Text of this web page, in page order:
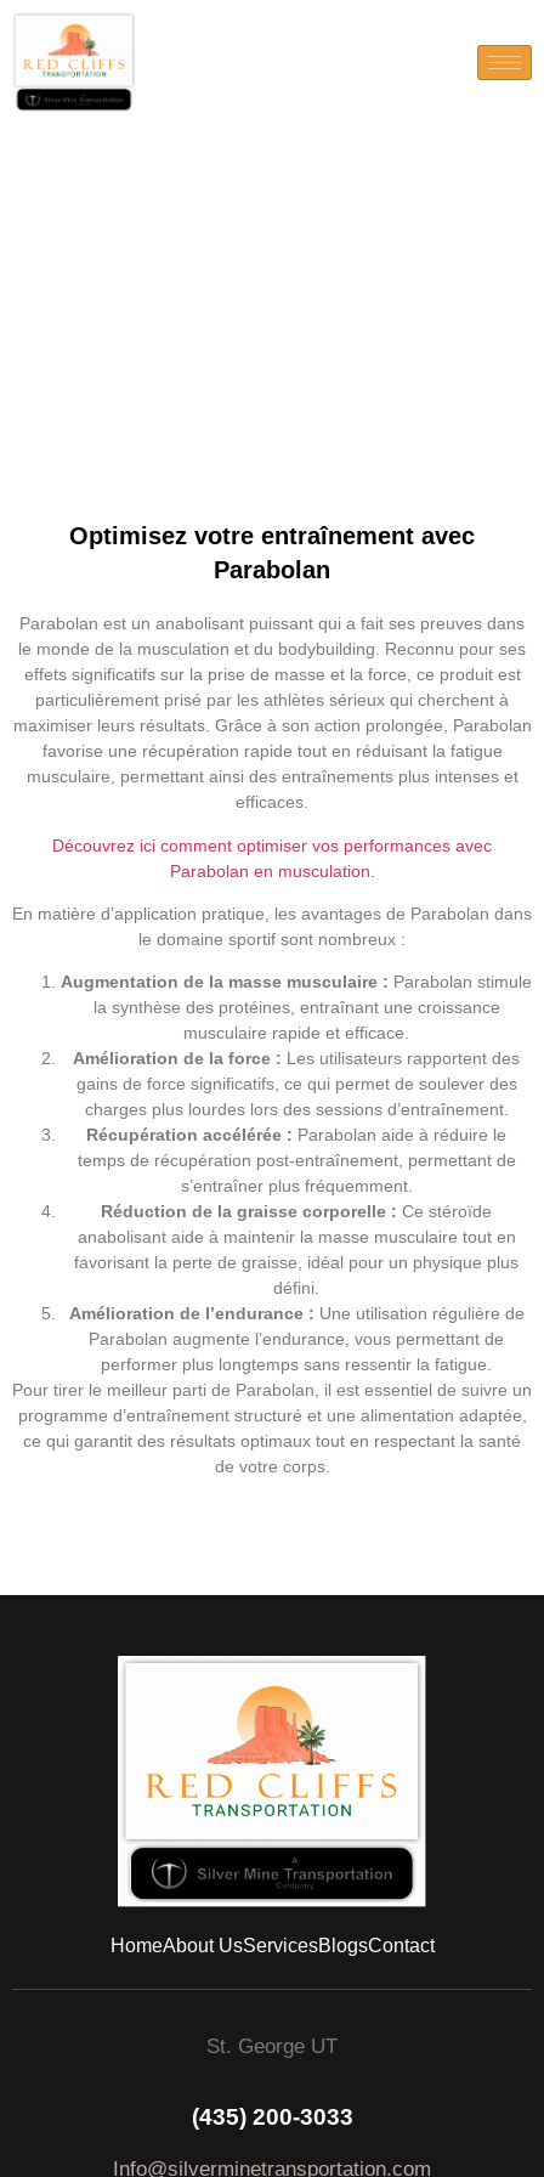
Optimisez votre entraînement avec
Parabolan
Parabolan est un anabolisant puissant qui a fait ses preuves dans
le monde de la musculation et du bodybuilding. Reconnu pour ses
effets significatifs sur la prise de masse et la force, ce produit est
particulièrement prisé par les athlètes sérieux qui cherchent à
maximiser leurs résultats. Grâce à son action prolongée, Parabolan
favorise une récupération rapide tout en réduisant la fatigue
musculaire, permettant ainsi des entraînements plus intenses et
efficaces.
Découvrez ici comment optimiser vos performances avec
Parabolan en musculation.
En matière d’application pratique, les avantages de Parabolan dans
le domaine sportif sont nombreux :
Augmentation de la masse musculaire : Parabolan stimule
la synthèse des protéines, entraînant une croissance
musculaire rapide et efficace.
Amélioration de la force : Les utilisateurs rapportent des
gains de force significatifs, ce qui permet de soulever des
charges plus lourdes lors des sessions d’entraînement.
Récupération accélérée : Parabolan aide à réduire le
temps de récupération post-entraînement, permettant de
s’entraîner plus fréquemment.
Réduction de la graisse corporelle : Ce stéroïde
anabolisant aide à maintenir la masse musculaire tout en
favorisant la perte de graisse, idéal pour un physique plus
défini.
Amélioration de l’endurance : Une utilisation régulière de
Parabolan augmente l’endurance, vous permettant de
performer plus longtemps sans ressentir la fatigue.
Pour tirer le meilleur parti de Parabolan, il est essentiel de suivre un
programme d’entraînement structuré et une alimentation adaptée,
ce qui garantit des résultats optimaux tout en respectant la santé
de votre corps.
HomeAbout UsServicesBlogsContact
St. George UT
(435) 200-3033
Info@silverminetransportation.com